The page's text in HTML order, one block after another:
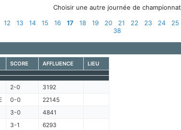
Choisir une autre journée de
12 13 14 15 16 17 18 19 20 21 22 23 24 25
38
SCORE AFFLUENCE LIEU
2-0
3192
0-0
22145
3-0
4841
3-1
6293